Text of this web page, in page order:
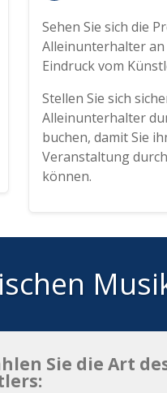
Sehen Sie sich die
Alleinunterhalter
Eindruck vom
Stellen Sie sich
Alleinunterhalter
buchen, damit Sie
Veranstaltung
können.
Sie die Art